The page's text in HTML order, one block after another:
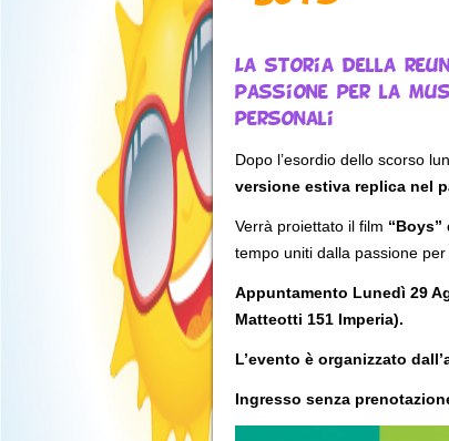
La storia della
passione per la
personali
Dopo l’esordio dello scorso
versione estiva replica nel
Verrà proiettato il film “Boys”
tempo uniti dalla passione
Appuntamento Lunedì 29
Matteotti 151 Imperia).
L’evento è organizzato
Ingresso senza